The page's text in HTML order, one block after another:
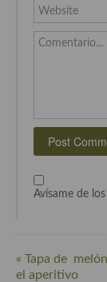
Cocina Castilla
Cocina Catalana
Cocina
Cocina
Website
Comentario...
Avísame de
« Tapa de
el aperitivo